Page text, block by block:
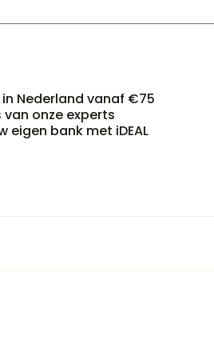
Nederland vanaf €75
onze experts
eigen bank met iDEAL